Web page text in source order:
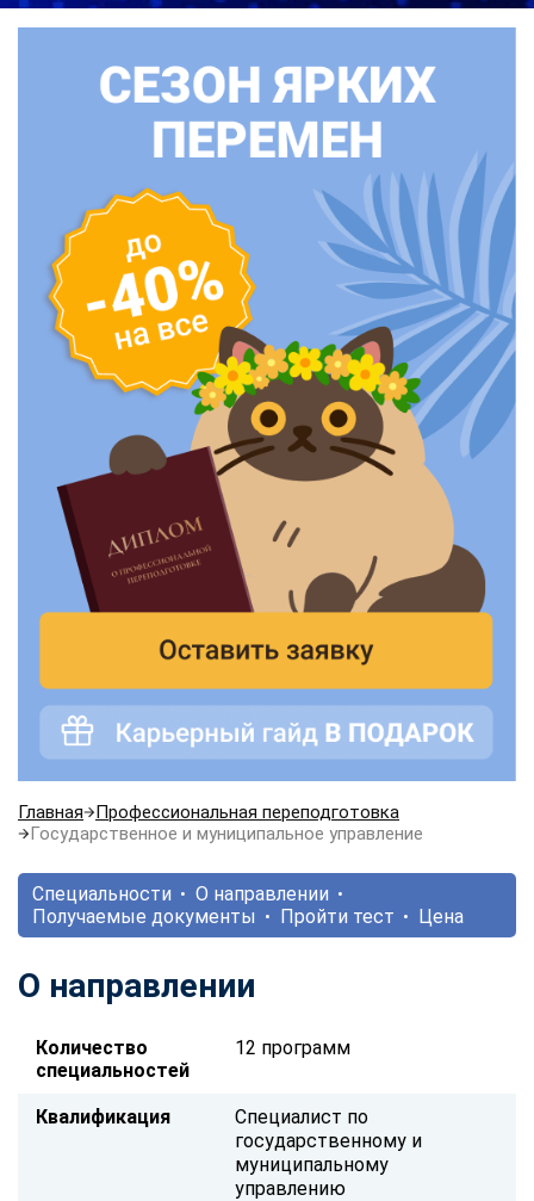
Главная
Профессиональная переподготовка
Государственное и муниципальное управление
Специальности
О направлении
Получаемые документы
Пройти тест Цена
О направлении
Количество
специальностей
12 программ
Квалификация
Специалист по
государственному и
муниципальному
управлению